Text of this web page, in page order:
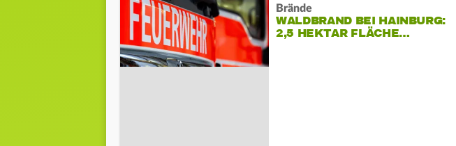
Brände
WALDBRAND BEI HAINBURG:
2,5 HEKTAR FLÄCHE…